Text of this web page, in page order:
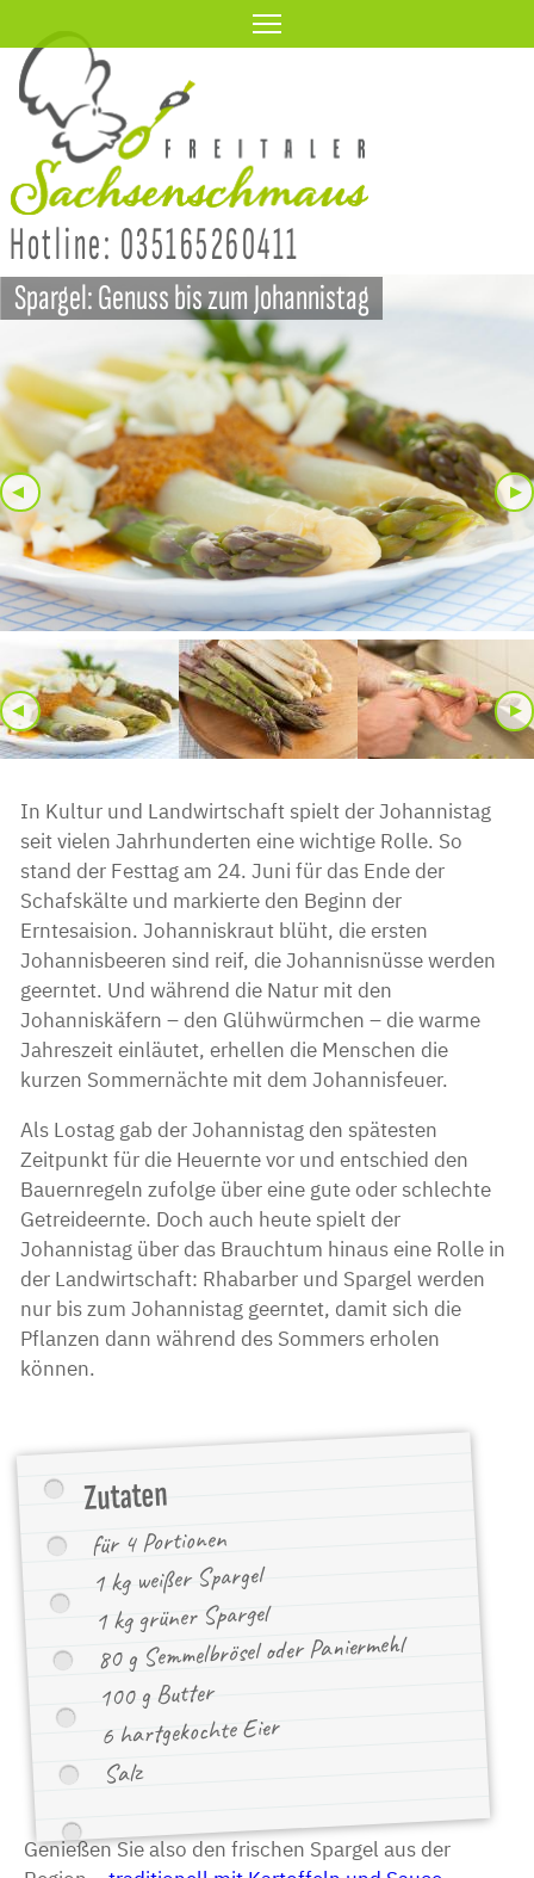
Inhalt
Hotline: 035165260411
Spargel: Genuss bis zum Johannistag
◂ ▸
◂ ▸
In Kultur und Landwirtschaft spielt der Johannistag
seit vielen Jahrhunderten eine wichtige Rolle. So
stand der Festtag am 24. Juni für das Ende der
Schafskälte und markierte den Beginn der
Erntesaision. Johanniskraut blüht, die ersten
Johannisbeeren sind reif, die Johannisnüsse werden
geerntet. Und während die Natur mit den
Johanniskäfern – den Glühwürmchen – die warme
Jahreszeit einläutet, erhellen die Menschen die
kurzen Sommernächte mit dem Johannisfeuer.
Als Lostag gab der Johannistag den spätesten
Zeitpunkt für die Heuernte vor und entschied den
Bauernregeln zufolge über eine gute oder schlechte
Getreideernte. Doch auch heute spielt der
Johannistag über das Brauchtum hinaus eine Rolle in
der Landwirtschaft: Rhabarber und Spargel werden
nur bis zum Johannistag geerntet, damit sich die
Pflanzen dann während des Sommers erholen
können.
Zutaten
für 4 Portionen
1 kg weißer Spargel
1 kg grüner Spargel
80 g Semmelbrösel oder Paniermehl
100 g Butter
6 hartgekochte Eier
Salz
Genießen Sie also den frischen Spargel aus der